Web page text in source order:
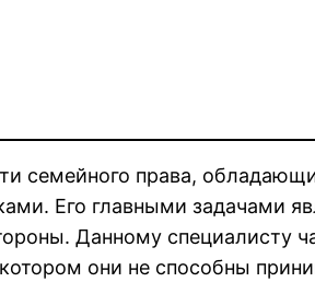
семейного права,
Его главными задачами
Данному специалисту
они не способны